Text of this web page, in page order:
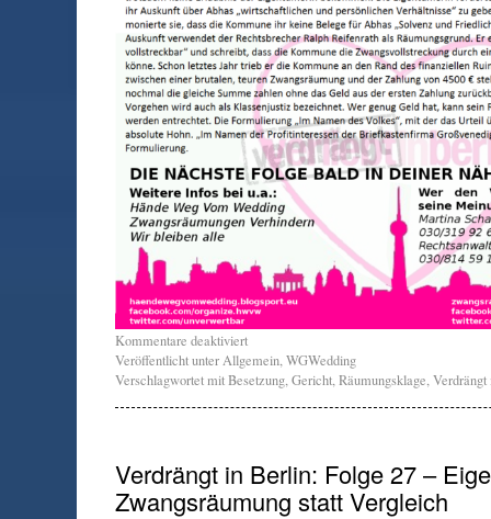
Kommentare deaktiviert
Veröffentlicht unterAllgemein,WGWedding
Verschlagwortet mitBesetzung,Gericht,Räumungsklage,
Verdrängt in Berlin: Folge 27 –
Zwangsräumung statt Vergleich